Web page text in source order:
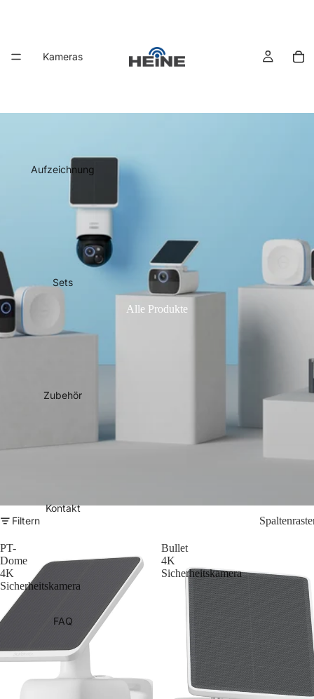
Kameras
Aufzeichnung
Sets
Zubehör
Kontakt
FAQ
Alle Produkte
Filtern
PT-
Dome
4K
Sicherheitskamera
Bullet
4K
Sicherheitskamera